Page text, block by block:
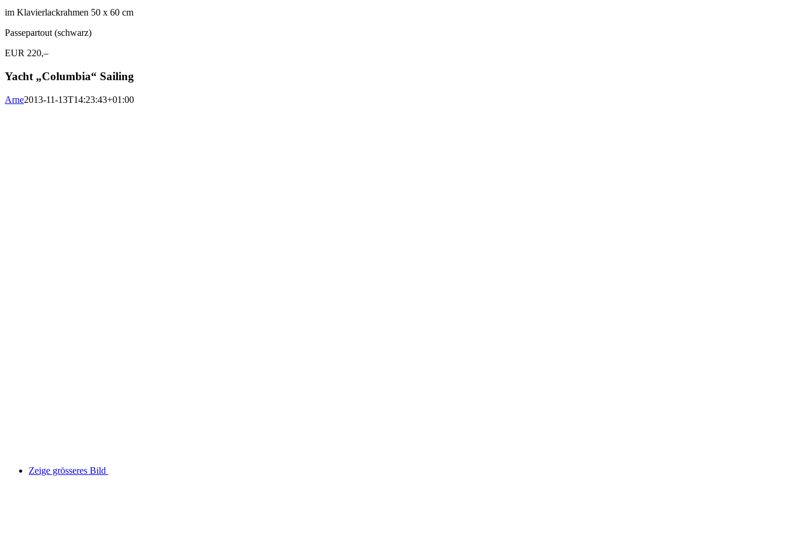
im Klavierlackrahmen 50 x 60 cm
Passepartout (schwarz)
EUR 220,–
Yacht „Columbia“ Sailing
Arne2013-11-13T14:23:43+01:00
Zeige grösseres Bild